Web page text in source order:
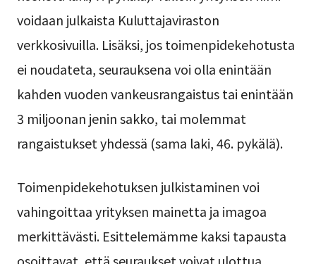
voidaan julkaista Kuluttajaviraston
verkkosivuilla. Lisäksi, jos toimenpidekehotusta
ei noudateta, seurauksena voi olla enintään
kahden vuoden vankeusrangaistus tai enintään
3 miljoonan jenin sakko, tai molemmat
rangaistukset yhdessä (sama laki, 46. pykälä).
Toimenpidekehotuksen julkistaminen voi
vahingoittaa yrityksen mainetta ja imagoa
merkittävästi. Esittelemämme kaksi tapausta
osoittavat, että seuraukset voivat ulottua